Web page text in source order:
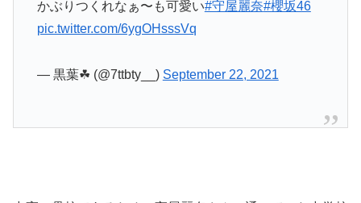
かぶりつくれなぁ〜も可愛い#守屋麗奈#櫻坂46
pic.twitter.com/6ygOHsssVq
— 黒葉☘︎︎ (@7ttbty__) September 22, 2021